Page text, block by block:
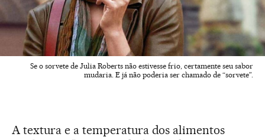
Se o sorvete de Julia Roberts não estivesse frio, certamente seu sabor
mudaria. E já não poderia ser chamado de “sorvete”.
A textura e a temperatura dos alimentos